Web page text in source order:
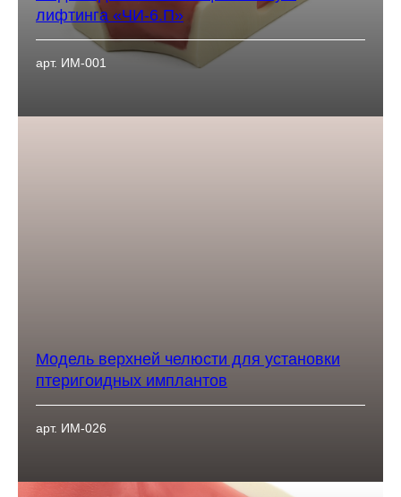
лифтинга «ЧИ-6.П»
арт. ИМ-001
Модель верхней челюсти для установки
птеригоидных имплантов
арт. ИМ-026